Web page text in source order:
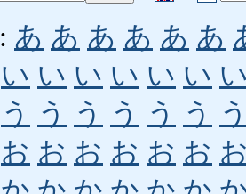
: あ あ あ あ あ あ
い い い い い い
う う う う う う
お お お お お お